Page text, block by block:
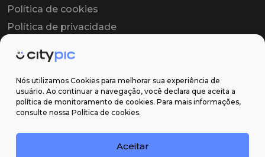
Nós utilizamos Cookies para melhorar sua experiência de
usuário. Ao continuar a navegação, você declara que aceita a
política de monitoramento de cookies. Para mais informações,
consulte nossa Política de cookies.
Aceitar
Política de cookies
Política de privacidade
Contrato de licença
Suporte